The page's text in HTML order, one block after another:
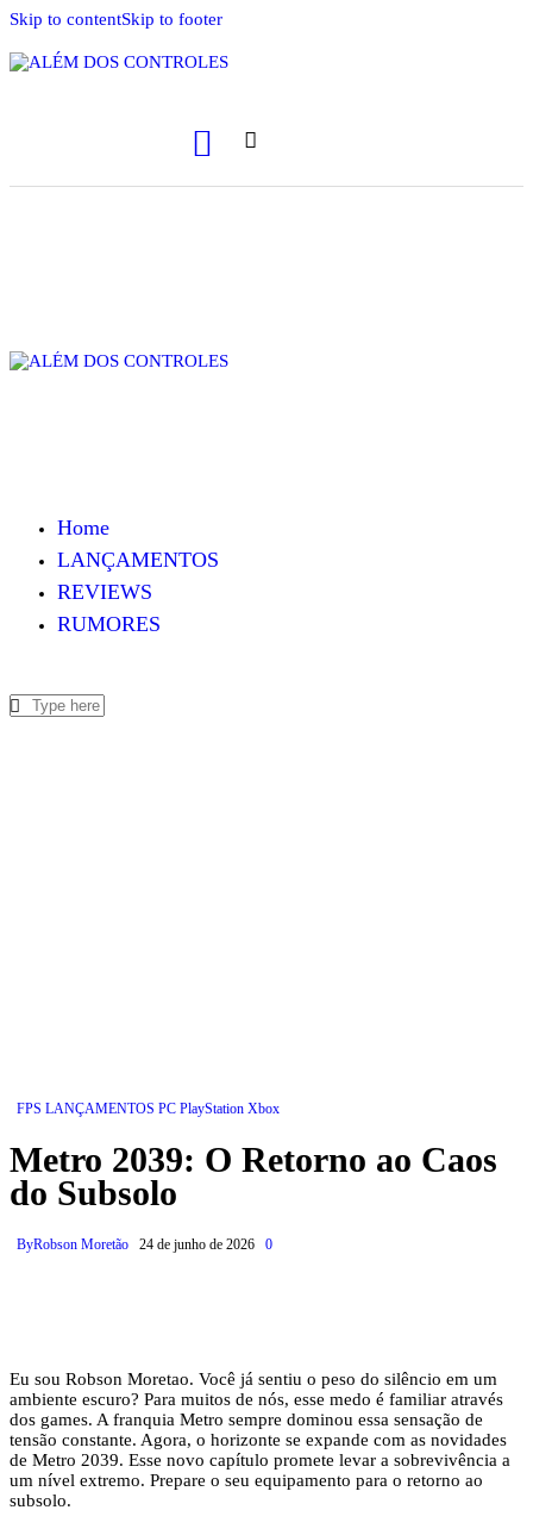
Skip to contentSkip to footer
Home
LANÇAMENTOS
REVIEWS
RUMORES
FPS LANÇAMENTOS PC PlayStation Xbox
Metro 2039: O Retorno ao Caos
do Subsolo
ByRobson Moretão 24 de junho de 2026 0
Eu sou Robson Moretao. Você já sentiu o peso do silêncio em um
ambiente escuro? Para muitos de nós, esse medo é familiar através
dos games. A franquia Metro sempre dominou essa sensação de
tensão constante. Agora, o horizonte se expande com as novidades
de Metro 2039. Esse novo capítulo promete levar a sobrevivência a
um nível extremo. Prepare o seu equipamento para o retorno ao
subsolo.